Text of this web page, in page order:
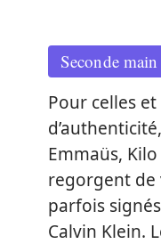
Seconde
Pour celles
Emmaüs,
regorgent de
parfois
Calvin Klein.